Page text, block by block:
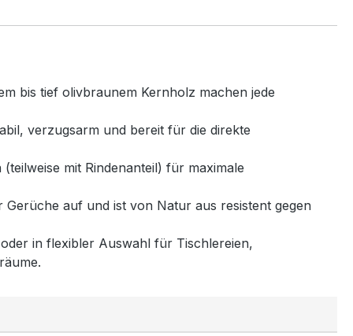
bis tief olivbraunem Kernholz machen jede
verzugsarm und bereit für die direkte
mit Rindenanteil) für maximale
auf und ist von Natur aus resistent gegen
in flexibler Auswahl für Tischlereien,